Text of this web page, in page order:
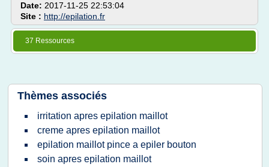
Date: 2017-11-25 22:53:04
Site : http://epilation.fr
37 Ressources
Thèmes associés
irritation apres epilation maillot
creme apres epilation maillot
epilation maillot pince a epiler bouton
soin apres epilation maillot